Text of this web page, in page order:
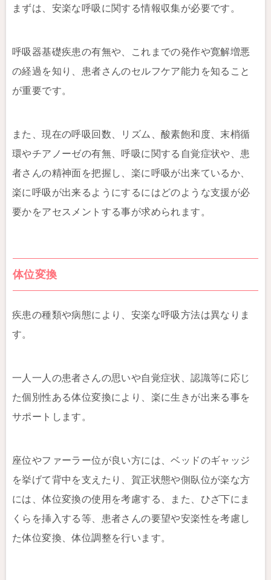
まずは、安楽な呼吸に関する情報収集が必要です。
呼吸器基礎疾患の有無や、これまでの発作や寛解増悪
の経過を知り、患者さんのセルフケア能力を知ること
が重要です。
また、現在の呼吸回数、リズム、酸素飽和度、末梢循
環やチアノーゼの有無、呼吸に関する自覚症状や、患
者さんの精神面を把握し、楽に呼吸が出来ているか、
楽に呼吸が出来るようにするにはどのような支援が必
要かをアセスメントする事が求められます。
体位変換
疾患の種類や病態により、安楽な呼吸方法は異なりま
す。
一人一人の患者さんの思いや自覚症状、認識等に応じ
た個別性ある体位変換により、楽に生きが出来る事を
サポートします。
座位やファーラー位が良い方には、ベッドのギャッジ
を挙げて背中を支えたり、賀正状態や側臥位が楽な方
には、体位変換の使用を考慮する、また、ひざ下にま
くらを挿入する等、患者さんの要望や安楽性を考慮し
た体位変換、体位調整を行います。